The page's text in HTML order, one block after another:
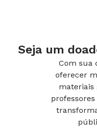
seguintes:
Fundeb
um
Seja um
Com sua
oferecer
materiais